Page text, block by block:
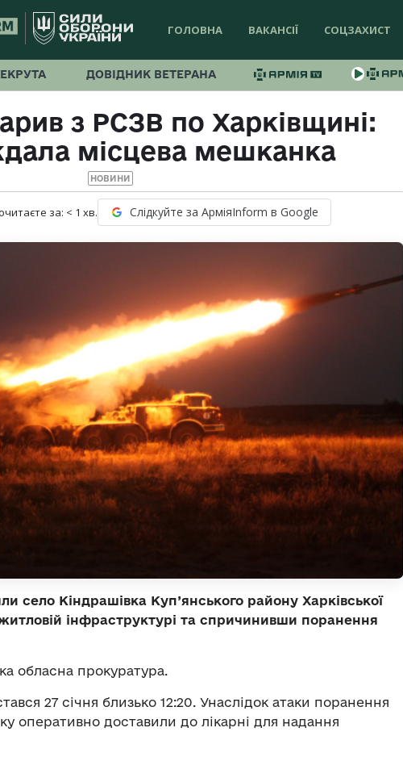
ГОЛОВНА ВАКАНСІЇ СОЦЗАХИСТ
ДОВІДНИК ВЕТЕРАНА
з РСЗВ по Харківщині:
місцева мешканка
НОВИНИ
за: < 1 хв. Слідкуйте за АрміяInform в Google
село Кіндрашівка Куп’янського району Харківської
інфраструктурі та спричинивши поранення
обласна прокуратура.
27 січня близько 12:20. Унаслідок атаки поранення
оперативно доставили до лікарні для надання